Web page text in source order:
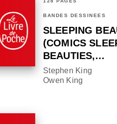
BANDES DESSINÉES
SLEEPING
(COMICS
BEAUTIES,…
Stephen King
Owen King